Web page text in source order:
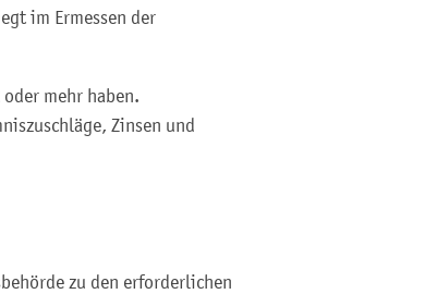
im Ermessen der
mehr haben.
Zinsen und
zu den erforderlichen